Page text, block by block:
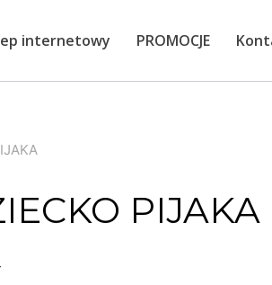
internetowy PROMOCJE
PIJAKA